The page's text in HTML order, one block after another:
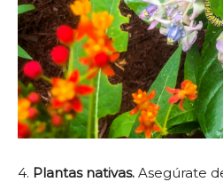
4. Plantas nativas. Asegúrate